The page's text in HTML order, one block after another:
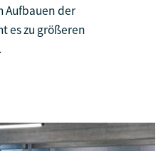
Aufbauen der
es zu größeren